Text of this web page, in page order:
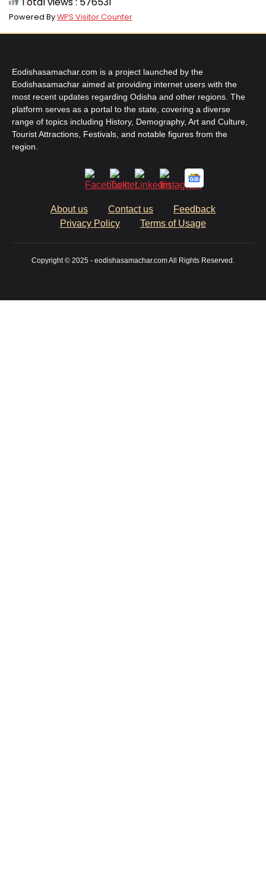
Powered ByWPS Visitor Counter
Eodishasamachar.com is a project launched by the
Eodishasamachar aimed at providing internet users with the
most recent updates regarding Odisha and other regions. The
platform serves as a portal to the state, covering a diverse
range of topics including History, Demography, Art and Culture,
Tourist Attractions, Festivals, and notable figures from the
region.
About us Contact us
Feedback
Privacy Policy
Terms of Usage
Copyright © 2025 - eodishasamachar.com All Rights Reserved.